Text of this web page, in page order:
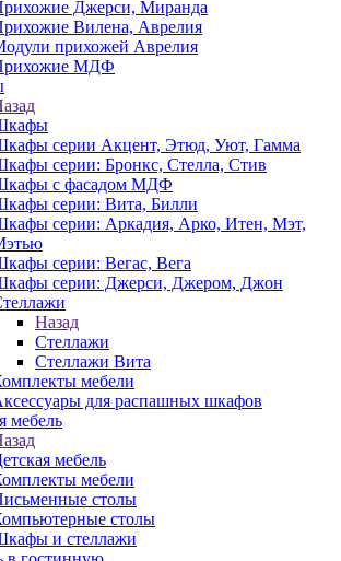
Джерси, Миранда
Вилена, Аврелия
прихожей Аврелия
МДФ
серии Акцент, Этюд, Уют, Гамма
серии: Бронкс, Стелла, Стив
с фасадом МДФ
серии: Вита, Билли
серии: Аркадия, Арко, Итен, Мэт,
серии: Вегас, Вега
серии: Джерси, Джером, Джон
Назад
Стеллажи
Стеллажи Вита
мебели
для распашных шкафов
мебель
мебель
мебели
столы
столы
и стеллажи